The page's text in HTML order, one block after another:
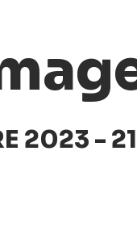
2023 -